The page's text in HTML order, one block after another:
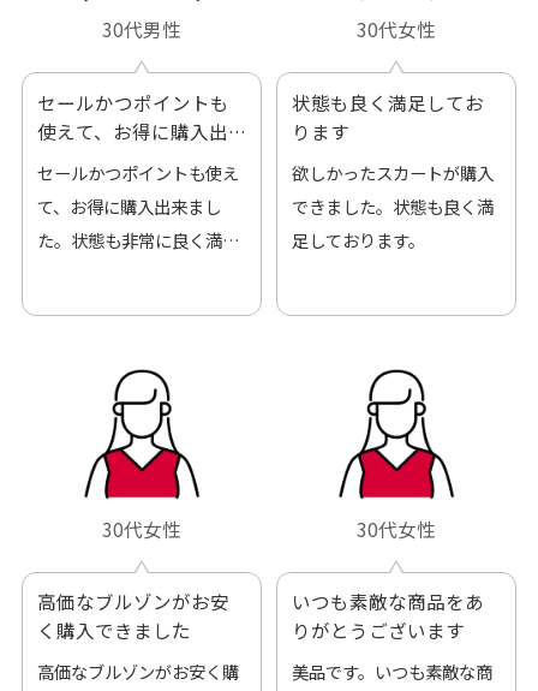
30代男性
セールかつポイントも
使えて、お得に購入出
来ました
セールかつポイントも使え
て、お得に購入出来まし
た。状態も非常に良く満足
30代女性
状態も良く満足してお
ります
欲しかったスカートが購入
できました。状態も良く満
足しております。
30代女性
高価なブルゾンがお安
く購入できました
高価なブルゾンがお安く購
30代女性
いつも素敵な商品をあ
りがとうございます
美品です。いつも素敵な商